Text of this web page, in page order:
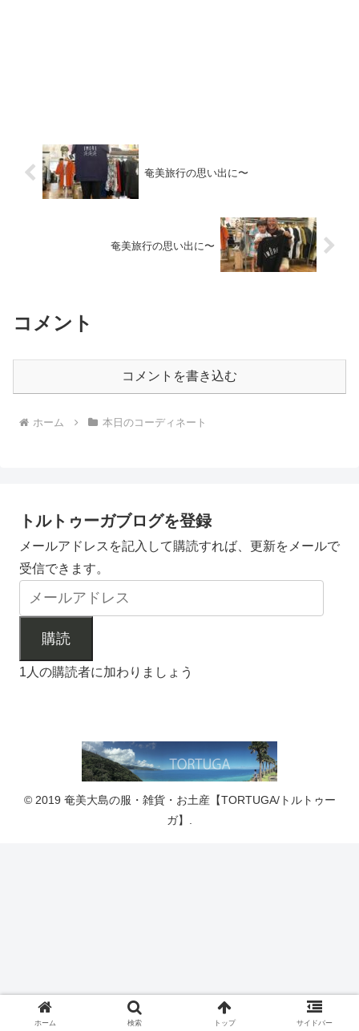
奄美旅行の思い出に〜
奄美旅行の思い出に〜
コメント
コメントを書き込む
ホーム 本日のコーディネート
トルトゥーガブログを登録
メールアドレスを記入して購読すれば、更新をメールで
受信できます。
購読
1人の購読者に加わりましょう
© 2019 奄美大島の服・雑貨・お土産【TORTUGA/トルトゥー
ガ】.
ホーム 検索 トップ サイドバー